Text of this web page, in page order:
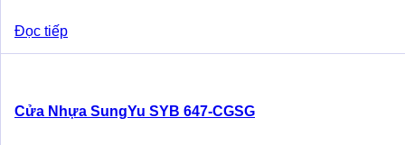
Đọc tiếp
Cửa Nhựa SungYu SYB 647-CGSG